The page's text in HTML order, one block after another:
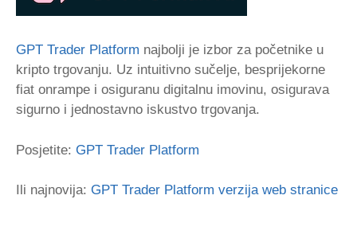
GPT Trader Platform najbolji je izbor za početnike u
kripto trgovanju. Uz intuitivno sučelje, besprijekorne
fiat onrampe i osiguranu digitalnu imovinu, osigurava
sigurno i jednostavno iskustvo trgovanja.
Posjetite: GPT Trader Platform
Ili najnovija: GPT Trader Platform verzija web stranice